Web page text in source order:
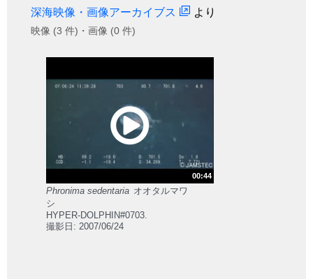
深海映像・画像アーカイブス より
映像 (3 件)・画像 (0 件)
00:44
Phronima sedentaria オオタルマワ
シ
HYPER-DOLPHIN#0703.
撮影日: 2007/06/24